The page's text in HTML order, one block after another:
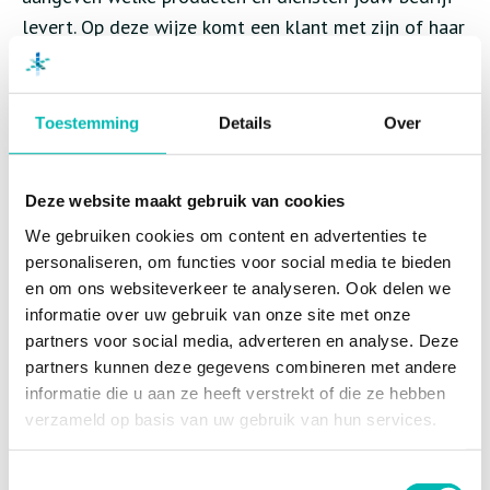
Toestemming Details Over
Deze website maakt gebruik van cookies
We gebruiken cookies om content en advertenties te
personaliseren, om functies voor social media te bieden
en om ons websiteverkeer te analyseren. Ook delen we
informatie over uw gebruik van onze site met onze
partners voor social media, adverteren en analyse. Deze
partners kunnen deze gegevens combineren met andere
informatie die u aan ze heeft verstrekt of die ze hebben
verzameld op basis van uw gebruik van hun services.
levert. Op deze wijze komt een klant met zijn of haar
vraag bij de juiste partij uit. Daarnaast organiseert
de branche diverse interessante kennissessies waar
we, in samenspraak met de leden, een onderwerp
vastpakken en een expert uitnodigen. Tijdens de
de branche bij over de laatste ontwikkelingen en
bieden we een mooi netwerk aan van collega-
ondernemers. Deze sessies zijn exclusief voor VLR-
leden.
Levering onderdelen en diensten
Alle liftbedrijven die bij VLR zijn aangesloten,
leveren hun onderdelen onderling en aan derden. Dat